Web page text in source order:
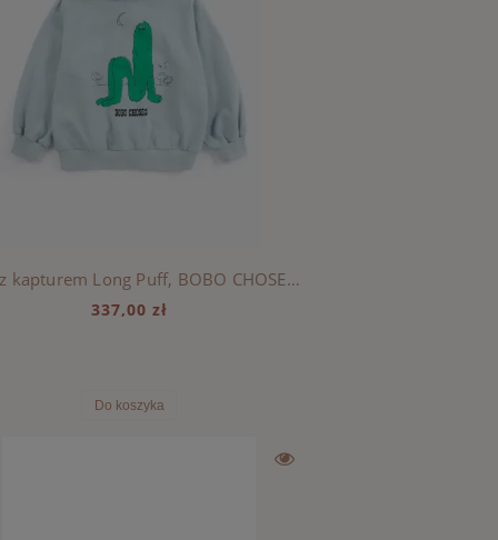
Bluza z kapturem Long Puff, BOBO CHOSES - LIGHT BLUE
337,00 zł
Do koszyka